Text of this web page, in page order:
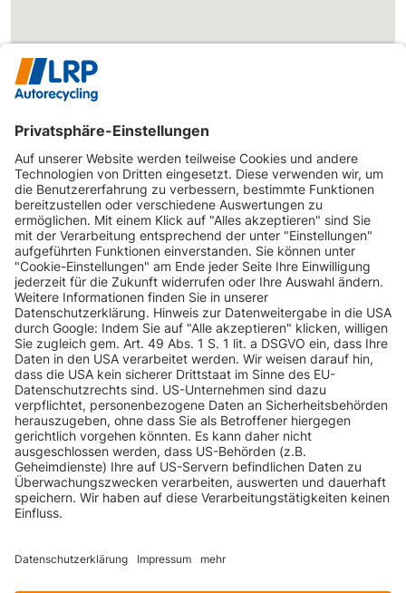
INFORMATIONEN
KUNDENSERVICE
INFORMATIONEN
ZAHLUNGSARTEN
KONTAKT
GEPRÜFTE QUALITÄT